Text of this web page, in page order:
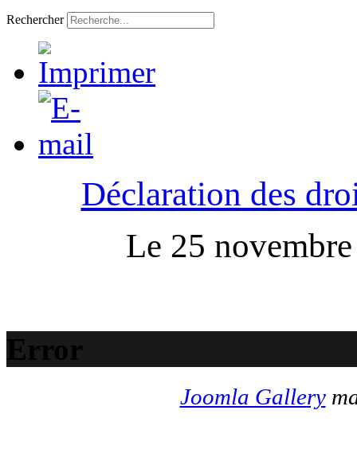
Rechercher
Déclaration des
Le 25
Error
Joomla Gallery